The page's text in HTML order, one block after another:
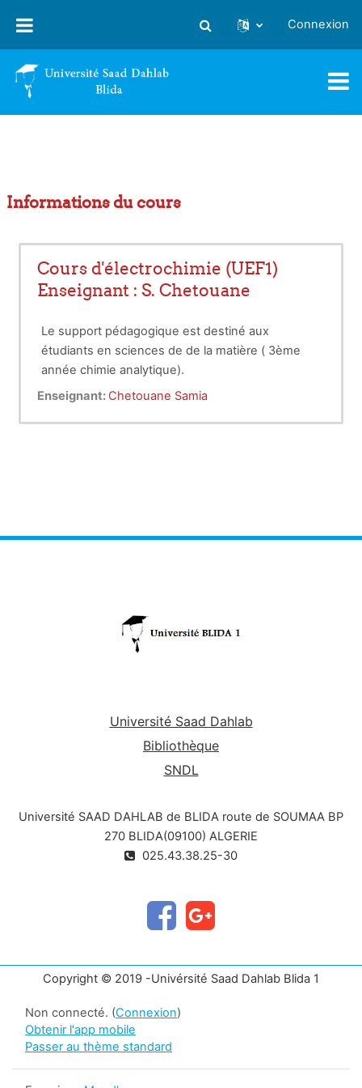
Activer/désactiver la saisie
Connexion
Informations du cours
Cours d'électrochimie (UEF1)
Enseignant : S. Chetouane
Le support pédagogique est destiné aux
étudiants en sciences de de la matière ( 3ème
année chimie analytique).
Enseignant: Chetouane Samia
Université Saad Dahlab
Bibliothèque
SNDL
Université SAAD DAHLAB de BLIDA route de SOUMAA BP
270 BLIDA(09100) ALGERIE
025.43.38.25-30
Copyright © 2019 -Univérsité Saad Dahlab Blida 1
Non connecté. (Connexion)
Obtenir l'app mobile
Passer au thème standard